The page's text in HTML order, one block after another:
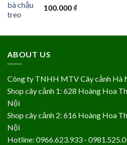
100.000 ₫
ABOUT US
Công ty TNHH MTV Cây cảnh Hà
Shop cây cảnh 1: 628 Hoàng Hoa
Nội
Shop cây cảnh 2: 616 Hoàng Hoa
Nội
Hotline: 0966.623.933 -